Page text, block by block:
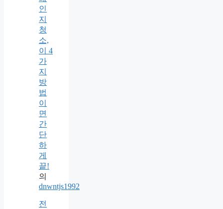
인
지
청
소,
이 4
가
지
방
법
이
면
간
단
하
게
끝!
의
dnwntjs1992
전